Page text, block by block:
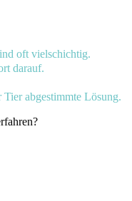
oft vielschichtig.
darauf.
abgestimmte Lösung.